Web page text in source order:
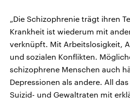
„Die Schizophrenie trägt ihren
Krankheit ist wiederum mit
verknüpft. Mit Arbeitslosigkeit,
und sozialen Konflikten.
schizophrene Menschen auch
Depressionen als andere. All
Suizid- und Gewaltraten mit